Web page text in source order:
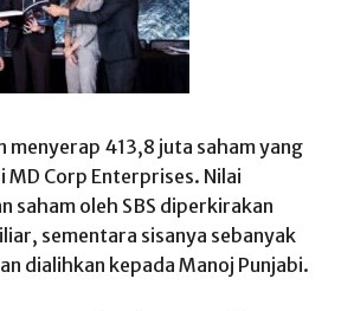
menyerap 413,8 juta saham yang
MD Corp Enterprises. Nilai
saham oleh SBS diperkirakan
sementara sisanya sebanyak
dialihkan kepada Manoj Punjabi.